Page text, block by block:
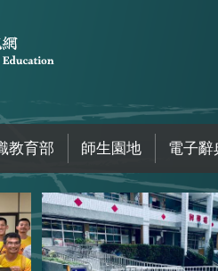
教育部 師生園地 電子辭